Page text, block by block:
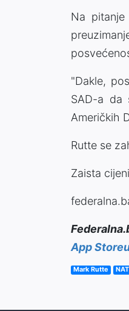
Na
"Dakle,
SAD-a da
Američkih
Rutte se
Zaista
App
Mark Rutte